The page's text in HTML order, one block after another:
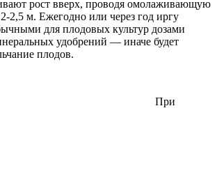
рост вверх, проводя омолаживающую
2,5 м. Ежегодно или через год иргу
для плодовых культур дозами
удобрений — иначе будет
плодов.
При